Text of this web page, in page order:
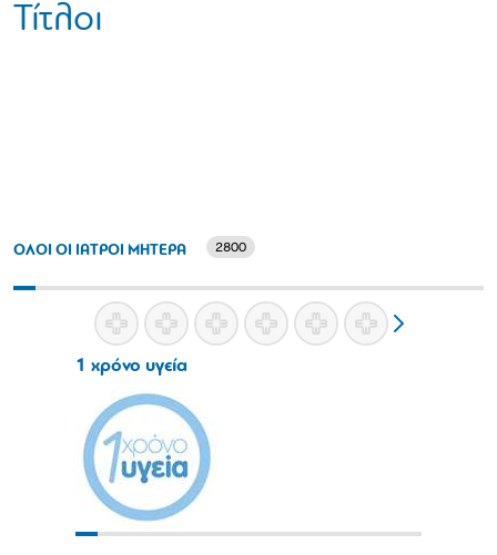
Τίτλοι
ΟΛΟΙ ΟΙ ΙΑΤΡΟΙ ΜΗΤΕΡΑ 2800
1 χρόνο υγεία